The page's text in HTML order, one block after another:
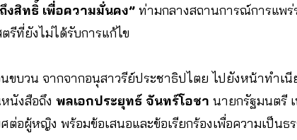
งสิทธิ์ เพื่อความมั่นคง” ท่ามกลางสถานการณ์การแพ
รีที่ยังไม่ได้รับการแก้ไข
ขบวน จากจากอนุสาวรีย์ประชาธิปไตย ไปยังหน้าทำเนี
นังสือถึง พลเอกประยุทธ์ จันทร์โอชา นายกรัฐมนตรี
ต่อผู้หญิง พร้อมข้อเสนอและข้อเรียกร้องเพื่อความเป็นธ